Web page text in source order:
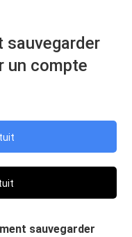
sauvegarder
un compte
sauvegarder